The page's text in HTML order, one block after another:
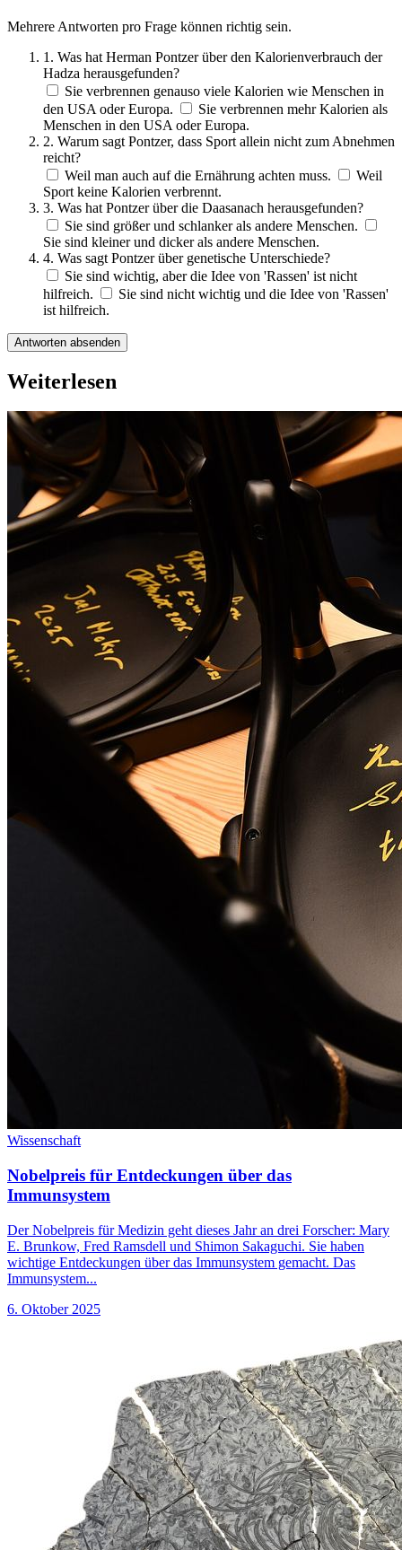
Mehrere Antworten pro Frage können richtig sein.
1. Was hat Herman Pontzer über den Kalorienverbrauch der
Hadza herausgefunden?
Sie verbrennen genauso viele Kalorien wie Menschen in
den USA oder Europa.
Sie verbrennen mehr Kalorien als
Menschen in den USA oder Europa.
2. Warum sagt Pontzer, dass Sport allein nicht zum Abnehmen
reicht?
Weil man auch auf die Ernährung achten muss.
Weil
Sport keine Kalorien verbrennt.
3. Was hat Pontzer über die Daasanach herausgefunden?
Sie sind größer und schlanker als andere Menschen.
Sie sind kleiner und dicker als andere Menschen.
4. Was sagt Pontzer über genetische Unterschiede?
Sie sind wichtig, aber die Idee von 'Rassen' ist nicht
hilfreich.
Sie sind nicht wichtig und die Idee von 'Rassen'
ist hilfreich.
Antworten absenden
Weiterlesen
Wissenschaft
Nobelpreis für Entdeckungen über das
Immunsystem
Der Nobelpreis für Medizin geht dieses Jahr an drei Forscher: Mary
E. Brunkow, Fred Ramsdell und Shimon Sakaguchi. Sie haben
wichtige Entdeckungen über das Immunsystem gemacht. Das
Immunsystem...
6. Oktober 2025